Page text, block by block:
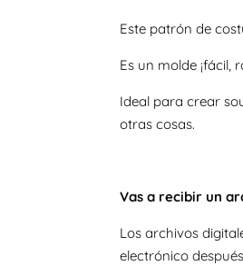
Este patrón de
Es un molde ¡fácil,
Ideal para crear
otras cosas.
Vas a recibir un
Los archivos
electrónico